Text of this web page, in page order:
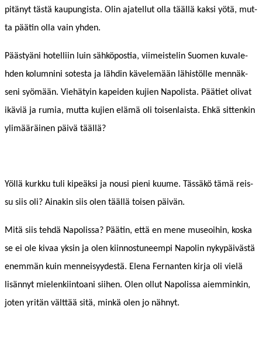
pitänyt tästä kaupungista. Olin ajatel­lut olla tääl­lä kak­si yötä, mut­
ta päätin olla vain yhden.
Päästyäni hotel­li­in luin sähkö­pos­tia, viimeis­telin Suomen kuvale­
hden kolumni­ni sotes­ta ja lähdin kävelemään lähistölle men­näk­
seni syömään. Viehä­tyin kapei­den kujien Napolista. Pääti­et oli­vat
ikäviä ja rumia, mut­ta kujien elämä oli toisen­laista. Ehkä sit­tenkin
ylimääräi­nen päivä täällä?
Yöl­lä kurkku tuli kipeäk­si ja nousi pieni kuume. Tässäkö tämä reis­
su siis oli? Ainakin siis olen tääl­lä toisen päivän.
Mitä siis tehdä Napolis­sa? Päätin, että en mene museoihin, kos­ka
se ei ole kivaa yksin ja olen kiin­nos­tuneem­pi Napolin nykypäivästä
enem­män kuin men­neisyy­destä. Ele­na Fer­nan­ten kir­ja oli vielä
lisän­nyt mie­lenki­in­toani siihen. Olen ollut Napolis­sa aiem­minkin,
joten yritän vält­tää sitä, minkä olen jo nähnyt.